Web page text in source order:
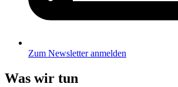
Zum Newsletter anmelden
Was wir tun